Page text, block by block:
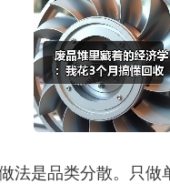
法是品类分散。只做